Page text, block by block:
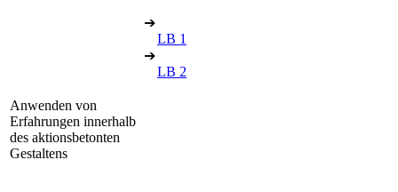
➔
LB 1
➔
LB 2
Anwenden von
Erfahrungen innerhalb
des aktionsbetonten
Gestaltens